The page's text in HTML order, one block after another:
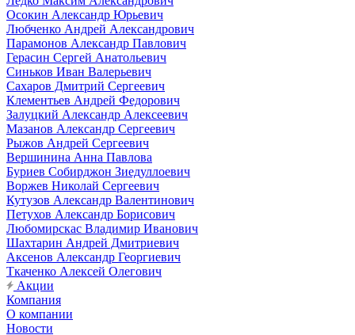
Осокин Александр Юрьевич
Любченко Андрей Александрович
Парамонов Александр Павлович
Герасин Сергей Анатольевич
Синьков Иван Валерьевич
Сахаров Дмитрий Сергеевич
Клементьев Андрей Федорович
Залуцкий Александр Алексеевич
Мазанов Александр Сергеевич
Рыжов Андрей Сергеевич
Вершинина Анна Павлова
Буриев Собирджон Зиедуллоевич
Воржев Николай Сергеевич
Кутузов Александр Валентинович
Петухов Александр Борисович
Любомирскас Владимир Иванович
Шахтарин Андрей Дмитриевич
Аксенов Александр Георгиевич
Ткаченко Алексей Олегович
Акции
Компания
О компании
Новости